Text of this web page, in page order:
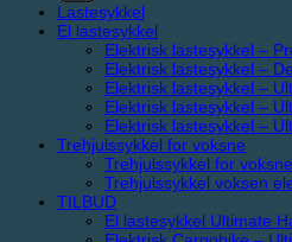
Lastesykkel
El lastesykkel
Elektrisk lastesykkel –
Elektrisk lastesykkel –
Elektrisk lastesykkel –
Elektrisk lastesykkel –
Elektrisk lastesykkel –
Trehjulssykkel for voksne
Trehjulssykkel for voksne
Trehjulssykkel voksen
TILBUD
El lastesykkel Ultimate